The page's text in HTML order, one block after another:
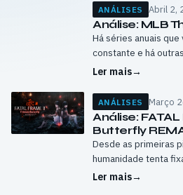
ANÁLISES Abril 2,
Análise: MLB
Há séries anuais
constante e há
refinarem uma base
Ler mais→
ANÁLISES Março
Análise:
Butterfly
Desde as primeiras
humanidade tenta
através da arte. A
Ler mais→